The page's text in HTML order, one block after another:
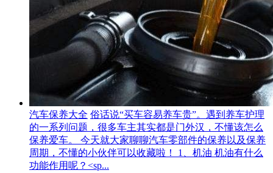
汽车保养大全 俗话说“买车容易养车贵”。遇到养车护理
的一系列问题，很多车主其实都是门外汉，不懂该怎么
保养爱车。 今天就大家聊聊汽车零部件的保养以及保养
周期，不懂的小伙伴可以收藏啦！ 1、机油 机油有什么
功能作用呢？<sp...